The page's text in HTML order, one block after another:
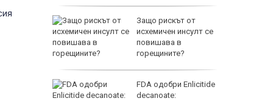
Защо рискът от
исхемичен инсулт се
повишава в
горещините?
FDA одобри Еnlicitide
decanoate: